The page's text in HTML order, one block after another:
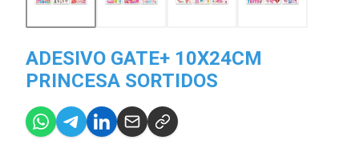
ADESIVO GATE+ 10X24CM
PRINCESA SORTIDOS